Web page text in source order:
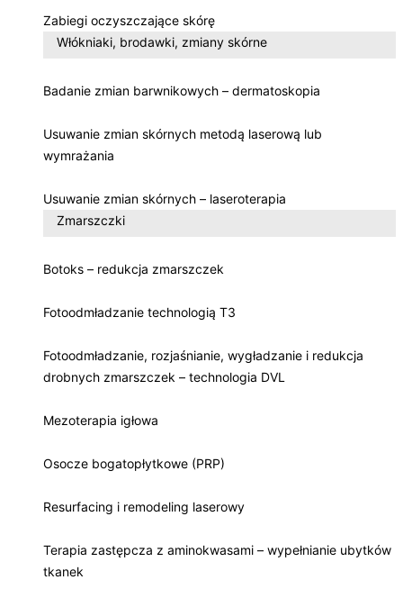
Zabiegi oczyszczające skórę
Włókniaki, brodawki, zmiany skórne
Badanie zmian barwnikowych – dermatoskopia
Usuwanie zmian skórnych metodą laserową lub
wymrażania
Usuwanie zmian skórnych – laseroterapia
Zmarszczki
Botoks – redukcja zmarszczek
Fotoodmładzanie technologią T3
Fotoodmładzanie, rozjaśnianie, wygładzanie i redukcja
drobnych zmarszczek – technologia DVL
Mezoterapia igłowa
Osocze bogatopłytkowe (PRP)
Resurfacing i remodeling laserowy
Terapia zastępcza z aminokwasami – wypełnianie ubytków
tkanek